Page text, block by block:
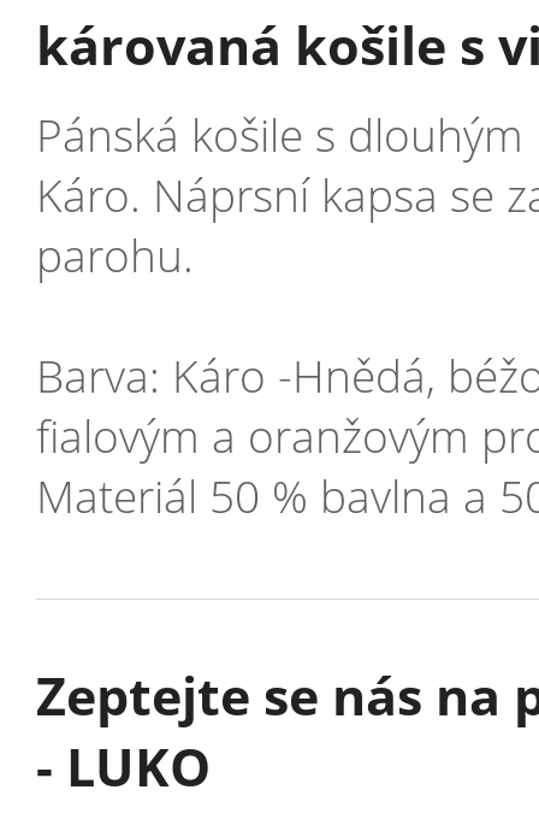
károvaná košile s
Pánská košile s
Káro. Náprsní kapsa se
parohu.
Barva: Káro -Hnědá,
fialovým a oranžovým
Materiál 50 % bavlna a
Zeptejte se nás na
- LUKO